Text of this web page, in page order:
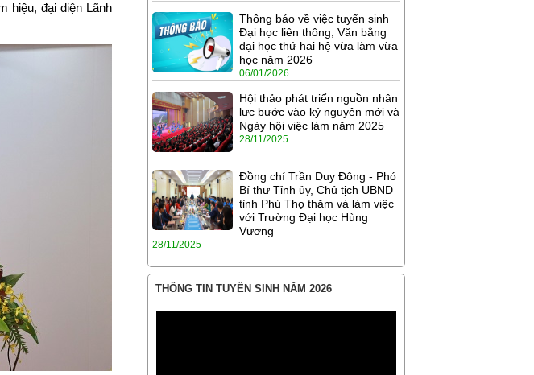
hiệu, đại diện Lãnh
Thông báo về việc tuyển sinh
Đại học liên thông; Văn bằng
đại học thứ hai hệ vừa làm vừa
học năm 2026
06/01/2026
Hội thảo phát triển nguồn nhân
lực bước vào kỷ nguyên mới và
Ngày hội việc làm năm 2025
28/11/2025
Đồng chí Trần Duy Đông - Phó
Bí thư Tỉnh ủy, Chủ tịch UBND
tỉnh Phú Thọ thăm và làm việc
với Trường Đại học Hùng
Vương
28/11/2025
THÔNG TIN TUYỂN SINH NĂM 2026